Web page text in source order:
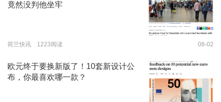
竟然没判他坐牢
荷兰快讯 1223阅读 08-02
欧元终于要换新版了！10套新设计公
布，你最喜欢哪一款？